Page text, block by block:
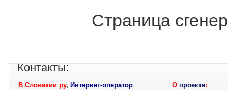
Страница
Контакты:
В Словакии ру, Интернет-оператор
О проекте: